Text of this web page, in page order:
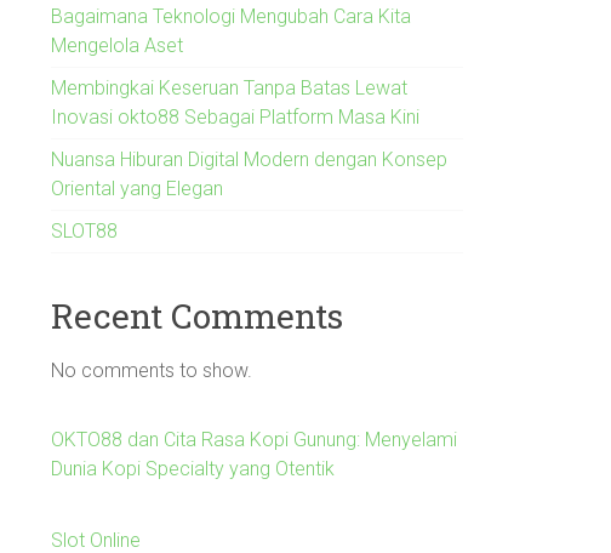
Bagaimana Teknologi Mengubah Cara Kita
Mengelola Aset
Membingkai Keseruan Tanpa Batas Lewat
Inovasi okto88 Sebagai Platform Masa Kini
Nuansa Hiburan Digital Modern dengan Konsep
Oriental yang Elegan
SLOT88
Recent Comments
No comments to show.
OKTO88 dan Cita Rasa Kopi Gunung: Menyelami
Dunia Kopi Specialty yang Otentik
Slot Online